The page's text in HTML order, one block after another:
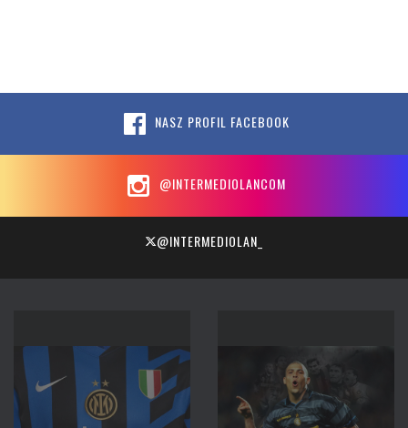
NASZ PROFIL FACEBOOK
@INTERMEDIOLANCOM
@INTERMEDIOLAN_